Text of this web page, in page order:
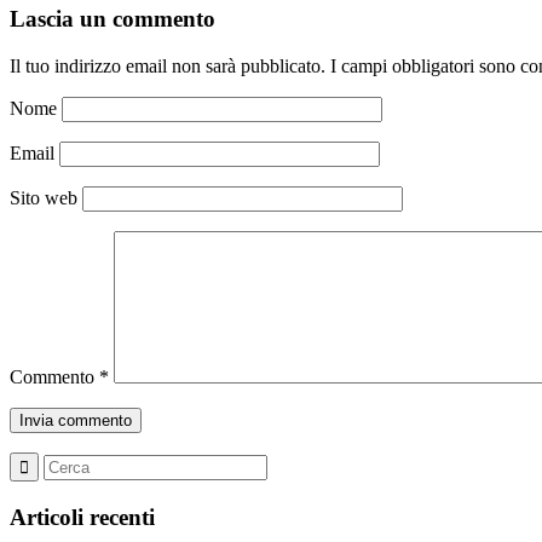
Lascia un commento
Il tuo indirizzo email non sarà pubblicato. I campi obbligatori sono
Nome
Email
Sito web
Commento *
Articoli recenti